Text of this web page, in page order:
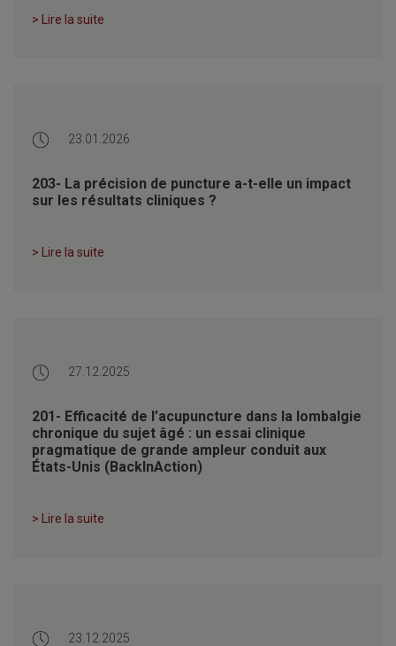
> Lire la suite
23.01.2026
203- La précision de puncture a-t-elle un impact
sur les résultats cliniques ?
> Lire la suite
27.12.2025
201- Efficacité de l’acupuncture dans la lombalgie
chronique du sujet âgé : un essai clinique
pragmatique de grande ampleur conduit aux
États-Unis (BackInAction)
> Lire la suite
23.12.2025